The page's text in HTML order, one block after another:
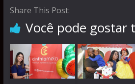
Share This Post:
Você pode gostar